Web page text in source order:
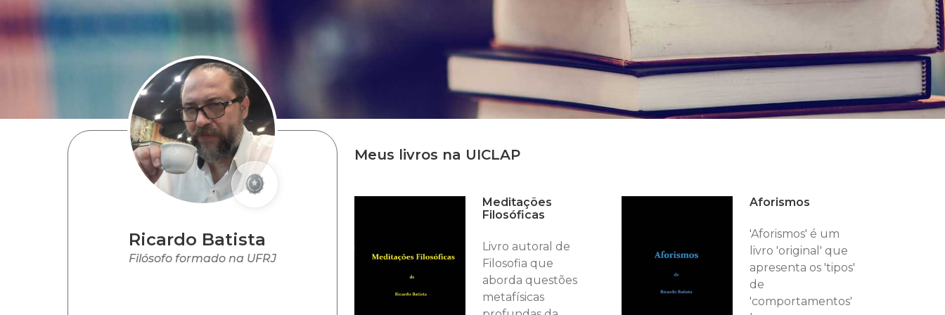
Ricardo Batista
Filósofo formado na UFRJ
Meus livros na UICLAP
Meditações
Filosóficas
Livro autoral de
Filosofia que
aborda questões
metafísicas
Aforismos
'Aforismos' é um
livro 'original' que
apresenta os 'tipos'
de
'comportamentos'